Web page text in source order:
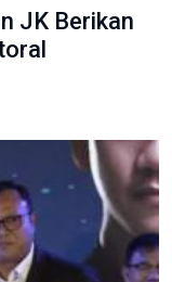
JK Berikan